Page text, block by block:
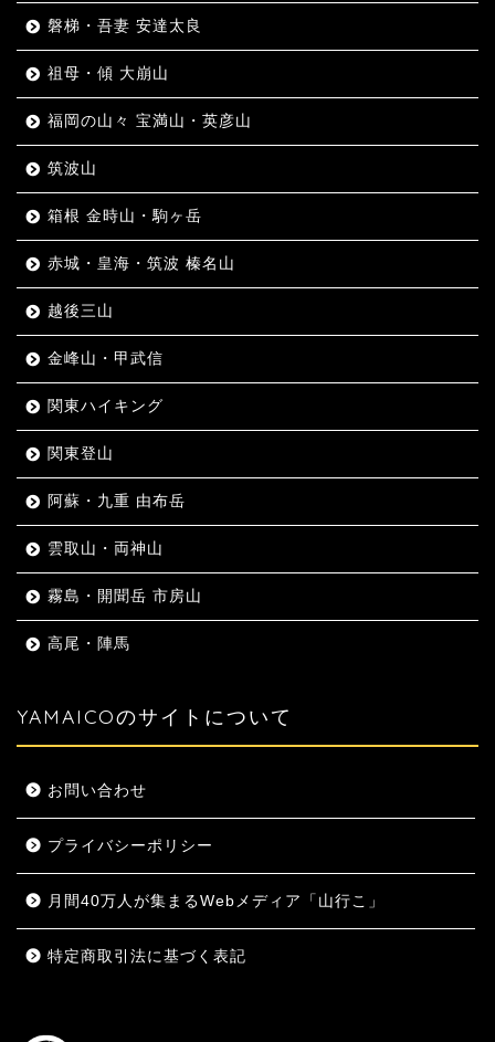
磐梯・吾妻 安達太良
祖母・傾 大崩山
福岡の山々 宝満山・英彦山
筑波山
箱根 金時山・駒ヶ岳
赤城・皇海・筑波 榛名山
越後三山
金峰山・甲武信
関東ハイキング
関東登山
阿蘇・九重 由布岳
雲取山・両神山
霧島・開聞岳 市房山
高尾・陣馬
YAMAICOのサイトについて
お問い合わせ
プライバシーポリシー
月間40万人が集まるWebメディア「山行こ」
特定商取引法に基づく表記